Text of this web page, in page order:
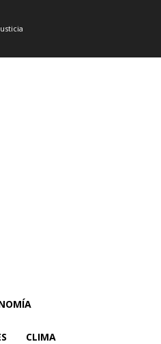
CLIMA